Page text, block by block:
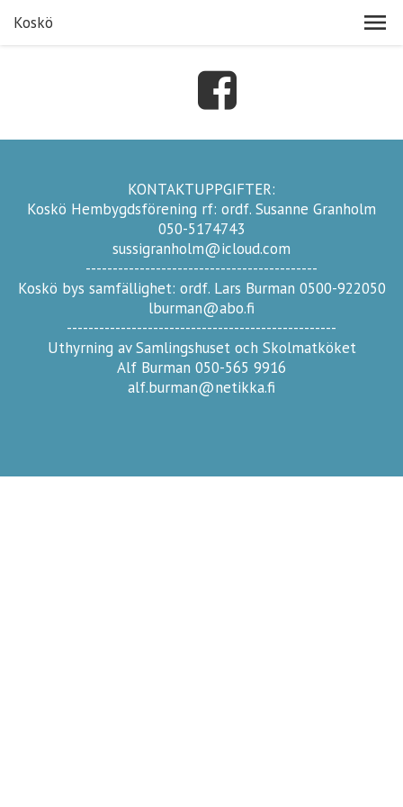
Koskö
KONTAKTUPPGIFTER:
Koskö Hembygdsförening rf: ordf. Susanne Granholm
050-5174743
sussigranholm@icloud.com
-------------------------------------------
Koskö bys samfällighet: ordf. Lars Burman 0500-922050
lburman@abo.fi
--------------------------------------------------
Uthyrning av Samlingshuset och Skolmatköket
Alf Burman 050-565 9916
alf.burman@netikka.fi